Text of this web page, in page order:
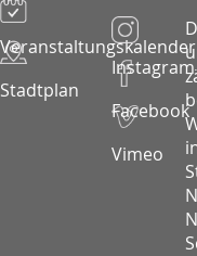
Veranstaltungskalender
Stadtplan
Instagram
Facebook
Vimeo